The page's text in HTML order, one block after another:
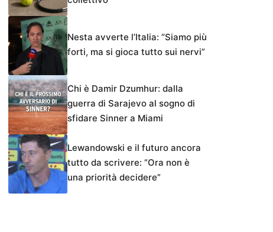
Nesta avverte l’Italia: “Siamo più
forti, ma si gioca tutto sui nervi”
Chi è Damir Dzumhur: dalla
guerra di Sarajevo al sogno di
sfidare Sinner a Miami
Lewandowski e il futuro ancora
tutto da scrivere: “Ora non è
una priorità decidere”